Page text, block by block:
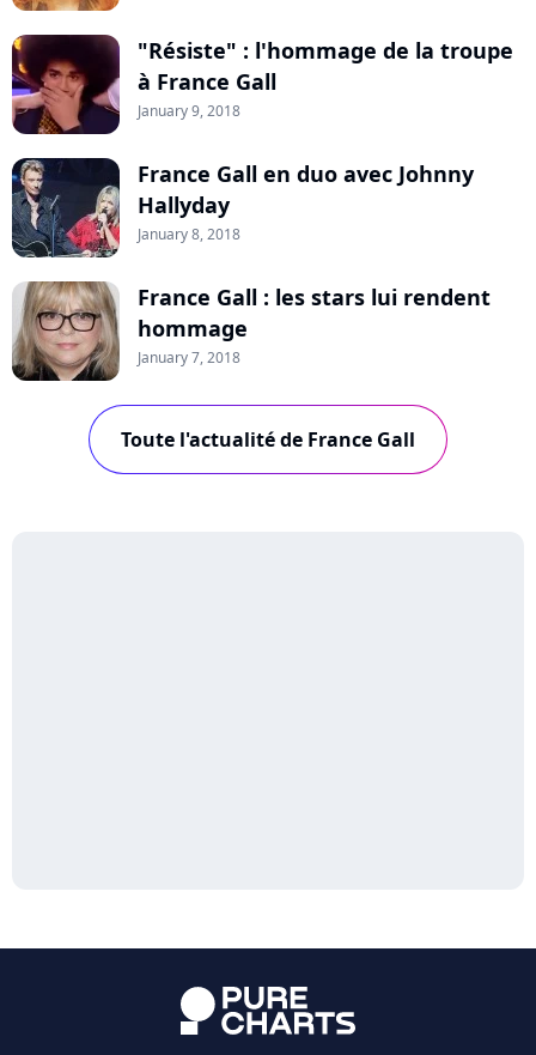
"Résiste" : l'hommage de la troupe
à France Gall
January 9, 2018
France Gall en duo avec Johnny
Hallyday
January 8, 2018
France Gall : les stars lui rendent
hommage
January 7, 2018
Toute l'actualité de France Gall